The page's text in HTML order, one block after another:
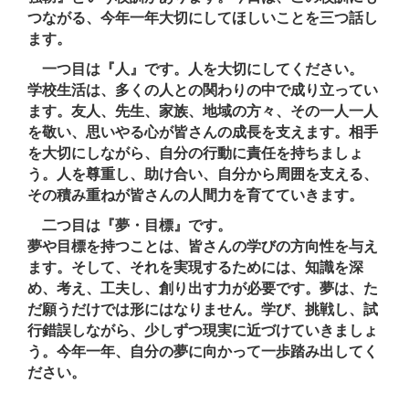
つながる、今年一年大切にしてほしいことを三つ話し
ます。
一つ目は『人』です。人を大切にしてください。
学校生活は、多くの人との関わりの中で成り立ってい
ます。友人、先生、家族、地域の方々、その一人一人
を敬い、思いやる心が皆さんの成長を支えます。相手
を大切にしながら、自分の行動に責任を持ちましょ
う。人を尊重し、助け合い、自分から周囲を支える、
その積み重ねが皆さんの人間力を育てていきます。
二つ目は『夢・目標』です。
夢や目標を持つことは、皆さんの学びの方向性を与え
ます。そして、それを実現するためには、知識を深
め、考え、工夫し、創り出す力が必要です。夢は、た
だ願うだけでは形にはなりません。学び、挑戦し、試
行錯誤しながら、少しずつ現実に近づけていきましょ
う。今年一年、自分の夢に向かって一歩踏み出してく
ださい。